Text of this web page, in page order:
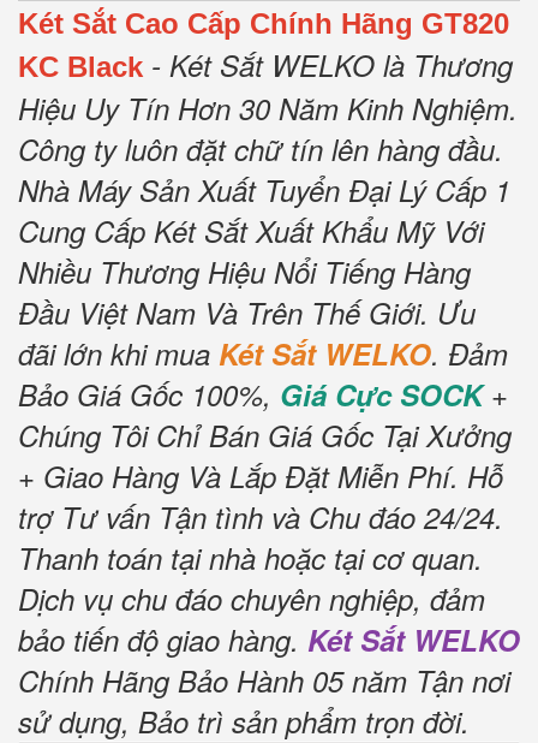
Két Sắt Cao Cấp Chính Hãng GT820
KC Black - Két Sắt WELKO là Thương
Hiệu Uy Tín Hơn 30 Năm Kinh Nghiệm.
Công ty luôn đặt chữ tín lên hàng đầu.
Nhà Máy Sản Xuất Tuyển Đại Lý Cấp 1
Cung Cấp Két Sắt Xuất Khẩu Mỹ Với
Nhiều Thương Hiệu Nổi Tiếng Hàng
Đầu Việt Nam Và Trên Thế Giới. Ưu
đãi lớn khi mua Két Sắt WELKO. Đảm
Bảo Giá Gốc 100%, Giá Cực SOCK+
Chúng Tôi Chỉ Bán Giá Gốc Tại Xưởng
+ Giao Hàng Và Lắp Đặt Miễn Phí. Hỗ
trợ Tư vấn Tận tình và Chu đáo 24/24.
Thanh toán tại nhà hoặc tại cơ quan.
Dịch vụ chu đáo chuyên nghiệp, đảm
bảo tiến độ giao hàng. Két Sắt WELKO
Chính Hãng Bảo Hành 05 năm Tận nơi
sử dụng, Bảo trì sản phẩm trọn đời.